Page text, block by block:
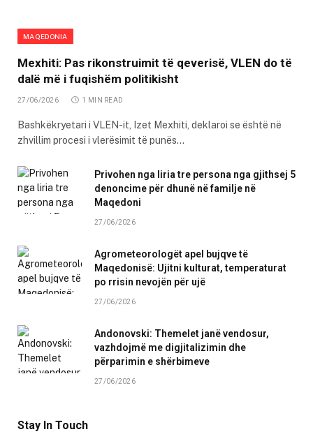
MAQEDONIA
Mexhiti: Pas rikonstruimit të qeverisë, VLEN do të
dalë më i fuqishëm politikisht
27/06/2026 1 MIN READ
Bashkëkryetari i VLEN-it, Izet Mexhiti, deklaroi se është në
zhvillim procesi i vlerësimit të punës…
Privohen nga liria tre persona nga gjithsej 5
denoncime për dhunë në familje në
Maqedoni
27/06/2026
Agrometeorologët apel bujqve të
Maqedonisë: Ujitni kulturat, temperaturat
po rrisin nevojën për ujë
27/06/2026
Andonovski: Themelet janë vendosur,
vazhdojmë me digjitalizimin dhe
përparimin e shërbimeve
27/06/2026
Stay In Touch